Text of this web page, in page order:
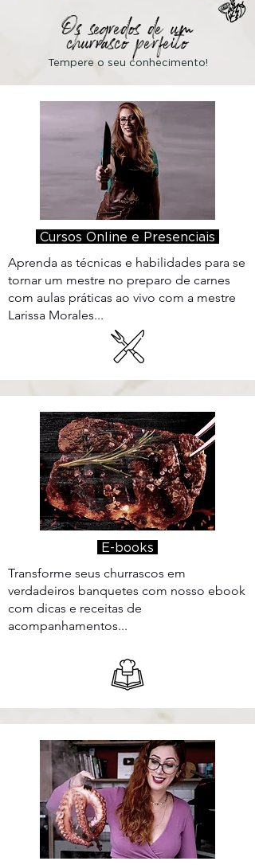
Os segredos de um
churrasco perfeito
Tempere o seu conhecimento!
Cursos Online e Presenciais
Aprenda as técnicas e habilidades para se
tornar um mestre no preparo de carnes
com aulas práticas ao vivo com a mestre
Larissa Morales...
E-books
Transforme seus churrascos em
verdadeiros banquetes com nosso ebook
com dicas e receitas de
acompanhamentos...